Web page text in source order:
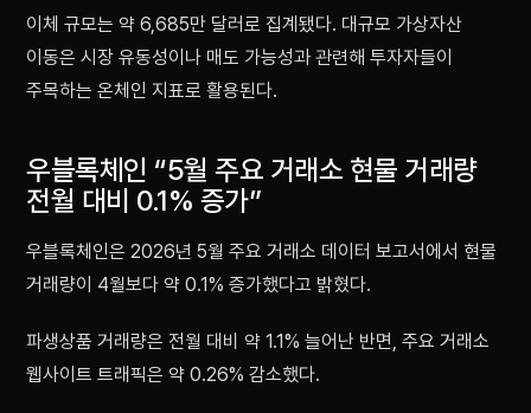
이체 규모는 약 6,685만 달러로 집계됐다. 대규모 가상자산
이동은 시장 유동성이나 매도 가능성과 관련해 투자자들이
주목하는 온체인 지표로 활용된다.
우블록체인 “5월 주요 거래소 현물 거래량
전월 대비 0.1% 증가”
우블록체인은 2026년 5월 주요 거래소 데이터 보고서에서 현물
거래량이 4월보다 약 0.1% 증가했다고 밝혔다.
파생상품 거래량은 전월 대비 약 1.1% 늘어난 반면, 주요 거래소
웹사이트 트래픽은 약 0.26% 감소했다.